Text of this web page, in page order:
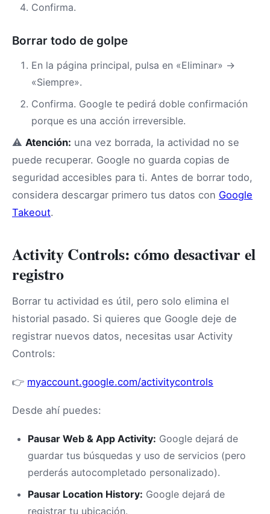
Confirma.
Borrar todo de golpe
En la página principal, pulsa en «Eliminar» →
«Siempre».
Confirma. Google te pedirá doble confirmación
porque es una acción irreversible.
⚠️ Atención: una vez borrada, la actividad no se
puede recuperar. Google no guarda copias de
seguridad accesibles para ti. Antes de borrar todo,
considera descargar primero tus datos con Google
Takeout.
Activity Controls: cómo desactivar el
registro
Borrar tu actividad es útil, pero solo elimina el
historial pasado. Si quieres que Google deje de
registrar nuevos datos, necesitas usar Activity
Controls:
👉 myaccount.google.com/activitycontrols
Desde ahí puedes:
Pausar Web & App Activity: Google dejará de
guardar tus búsquedas y uso de servicios (pero
perderás autocompletado personalizado).
Pausar Location History: Google dejará de
registrar tu ubicación.